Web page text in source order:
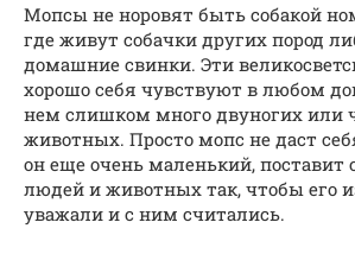
Мопсы не норовят быть собакой
где живут собачки других пород
домашние свинки. Эти
хорошо себя чувствуют в любом
нем слишком много двуногих или
животных. Просто мопс не даст
он еще очень маленький, поставит
людей и животных так, чтобы его
уважали и с ним считались.